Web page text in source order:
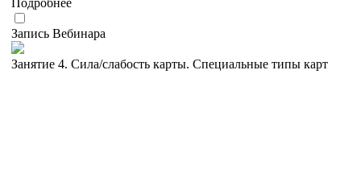
Запись Вебинара
Занятие 4. Сила/слабость карты. Специальные типы карт